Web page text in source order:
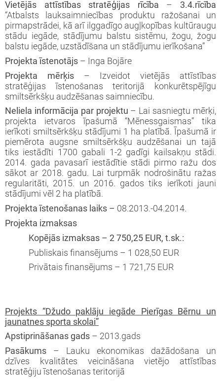
Vietējās attīstības stratēģijas rīcība – 3.4.rīcība
“Atbalsts lauksaimniecības produktu ražošanai un
pirmapstrādei, kā arī ilggadīgo augļkopības kultūraugu
stādu iegāde, stādījumu balstu sistēmu, žogu, žogu
balstu iegāde, uzstādīšana un stādījumu ierīkošana”
Projekta īstenotājs – Inga Bojāre
Projekta mērķis – Izveidot vietējās attīstības
stratēģijas īstenošanas teritorijā konkurētspējīgu
smiltsērkšķu audzēšanas saimniecību.
Neliela informācija par projektu – Lai sasniegtu mērķi,
projekta ietvaros īpašumā “Mēnessgaismas” tika
ierīkoti smiltsērkšķu stādījumi 1 ha platībā. Īpašumā ir
piemērota augsne smiltsērkšķu audzēšanai un tajā
tiks iestādīti 1700 gabali 1-2 gadīgi kailsakņu stādi.
2014. gada pavasarī iestādītie stādi pirmo ražu dos
sākot ar 2018. gadu. Lai turpmāk nodrošinātu ražas
regularitāti, 2015. un 2016. gados tiks ierīkoti jauni
stādījumi vēl 2 ha platībā.
Projekta īstenošanas laiks – 08.2013.-04.2014.
Projekta izmaksas
Kopējās izmaksas – 2 750,25 EUR, t.sk.:
Publiskais finansējums – 1 028,50 EUR
Privātais finansējums – 1 721,75 EUR
Projekts “Džudo paklāju iegāde Pierīgas Bērnu un
jaunatnes sporta skolai”
Apstiprināšanas gads – 2013.gads
Pasākums – Lauku ekonomikas dažādošana un
dzīves kvalitātes veicināšana vietējo attīstības
stratēģiju īstenošanas teritorijā
un rekvizīti
projekti
semināri
“LEADER pieejas īstenošana 2009-
(ELFLA)”
“LEADER pieejas īstenošana 2009-
(EZF)”
projekti
iesniegumu veidlapas
semināri
iesniegumu vērtēšanas rezultāti
apstiprinātie projekti